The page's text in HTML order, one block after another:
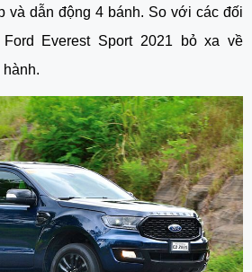
và dẫn động 4 bánh. So với các đối
Everest Sport 2021 bỏ xa về